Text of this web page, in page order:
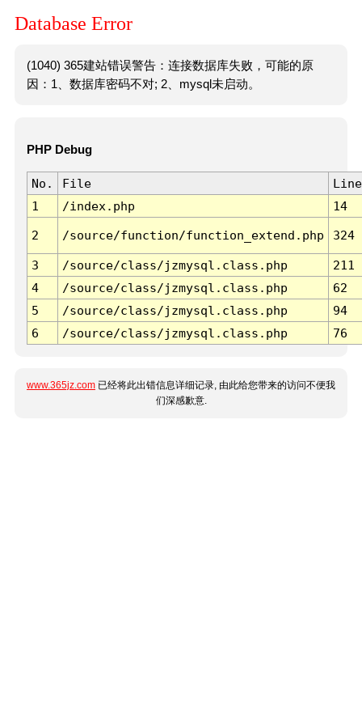
Database Error
(1040) 365建站错误警告：连接数据库失败，可能的原
因：1、数据库密码不对; 2、mysql未启动。
PHP Debug
No. File
Line
1
/index.php 14
2 /source/function/function_extend.php 324
3 /source/class/jzmysql.class.php
211
4
/source/class/jzmysql.class.php
62
5
/source/class/jzmysql.class.php
94
6
/source/class/jzmysql.class.php 76
www.365jz.com 已经将此出错信息详细记录, 由此给您带来的访问不便我
们深感歉意.